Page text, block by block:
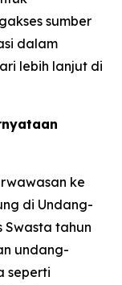
sumber
dalam
lebih lanjut di
ke
di Undang-
Swasta tahun
undang-
seperti